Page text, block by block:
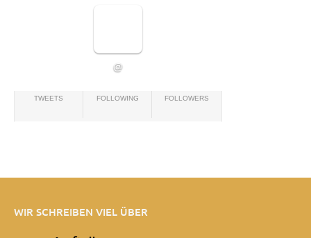
@
TWEETS FOLLOWING FOLLOWERS
WIR SCHREIBEN VIEL ÜBER